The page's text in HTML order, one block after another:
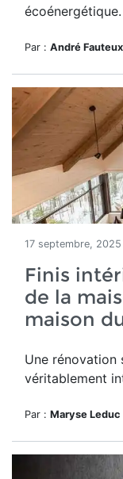
écoénergétique.
Par : André Fauteux
17 septembre, 2025
Finis
de la
maison
Une rénovation
véritablement
Par : Maryse Leduc